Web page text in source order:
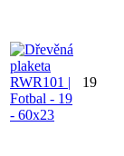
19